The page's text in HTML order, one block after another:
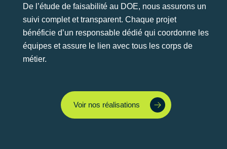
De l’étude de faisabilité au DOE, nous assurons un
suivi complet et transparent. Chaque projet
bénéficie d’un responsable dédié qui coordonne les
équipes et assure le lien avec tous les corps de
métier.
Voir nos réalisations